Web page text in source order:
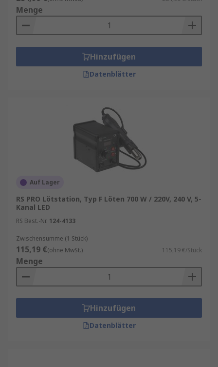
Menge
Hinzufügen
Datenblätter
Auf Lager
RS PRO Lötstation, Typ F Löten 700 W / 220V, 240 V, 5-
Kanal LED
RS Best.-Nr. 124-4133
Zwischensumme (1 Stück)
115,19 €(ohne MwSt.) 115,19 €/Stück
Menge
Hinzufügen
Datenblätter